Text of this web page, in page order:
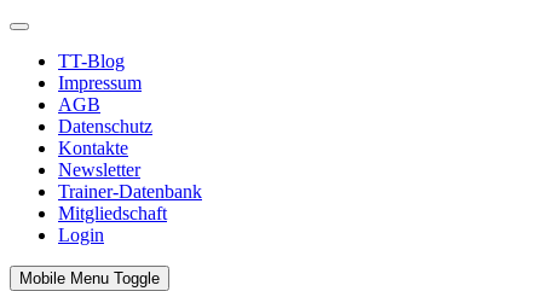
TT-Blog
Impressum
AGB
Datenschutz
Kontakte
Newsletter
Trainer-Datenbank
Mitgliedschaft
Login
Mobile Menu Toggle